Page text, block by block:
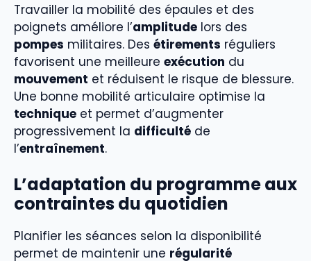
Travailler la mobilité des épaules et des
poignets améliore l’amplitude lors des
pompes militaires. Des étirements réguliers
favorisent une meilleure exécution du
mouvement et réduisent le risque de blessure.
Une bonne mobilité articulaire optimise la
technique et permet d’augmenter
progressivement la difficulté de
l’entraînement.
L’adaptation du programme aux
contraintes du quotidien
Planifier les séances selon la disponibilité
permet de maintenir une régularité